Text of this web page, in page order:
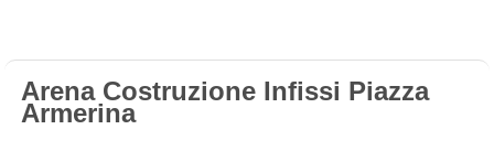
Arena Costruzione Infissi Piazza
Armerina